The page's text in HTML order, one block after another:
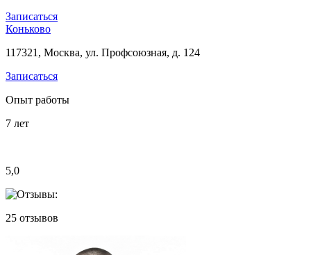
Записаться
Коньково
117321, Москва, ул. Профсоюзная, д. 124
Записаться
Опыт работы
7 лет
5,0
25 отзывов